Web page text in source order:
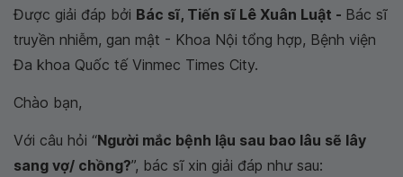
Được giải đáp bởi Bác sĩ, Tiến sĩ Lê Xuân Luật - Bác sĩ
truyền nhiễm, gan mật - Khoa Nội tổng hợp, Bệnh viện
Đa khoa Quốc tế Vinmec Times City.
Chào bạn,
Với câu hỏi “Người mắc bệnh lậu sau bao lâu sẽ lây
sang vợ/ chồng?”, bác sĩ xin giải đáp như sau: